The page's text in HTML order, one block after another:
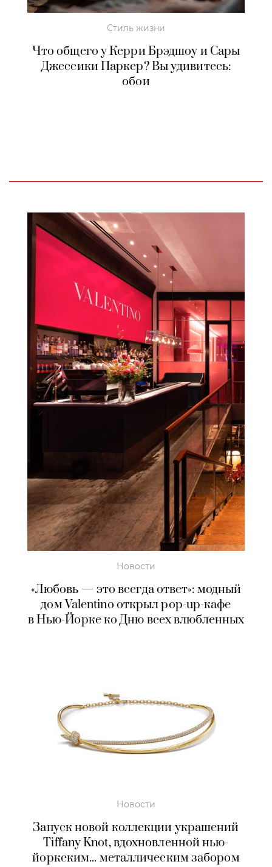
Стиль жизни
Что общего у Керри Брэдшоу и Сары
Джессики Паркер? Вы удивитесь:
обои
Новости
«Любовь — это всегда ответ»: модный
дом Valentino открыл pop-up-кафе
в Нью-Йорке ко Дню всех влюбленных
Новости
Запуск новой коллекции украшений
Tiffany Knot, вдохновленной нью-
йоркским... металлическим забором